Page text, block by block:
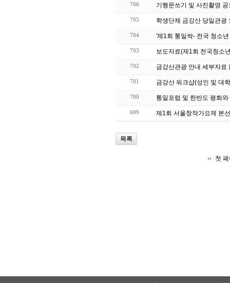
706 기행문쓰기 및 사진촬영
705 학생단체 금강산 당일관광
704 '제1회 통일싹- 전국 청소
703 보도자료(제1회 전국청소
702 금강산관광 안내 세부자료
701 금강산 워크샵(성인 및 대
700 통일포럼 및 한반도 평화
699 제1회 서울창작가요제 본
목록
첫